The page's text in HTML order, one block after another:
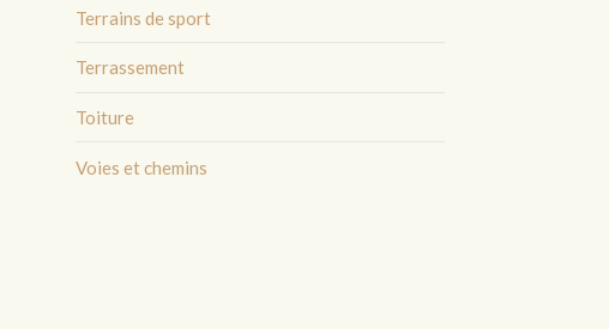
Terrains de sport
Terrassement
Toiture
Voies et chemins